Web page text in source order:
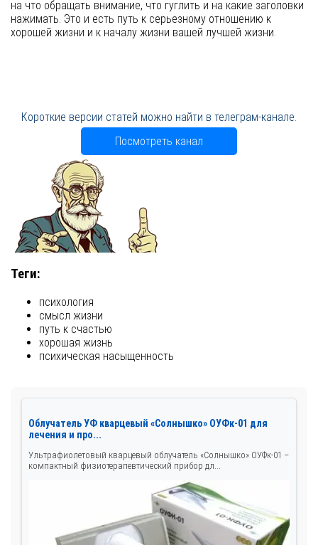
на что обращать внимание, что гуглить и на какие заголовки
нажимать. Это и есть путь к серьезному отношению к
хорошей жизни и к началу жизни вашей лучшей жизни.
Короткие версии статей можно найти в телеграм-канале.
Посмотреть канал
Теги:
психология
смысл жизни
путь к счастью
хорошая жизнь
психическая насыщенность
Облучатель УФ кварцевый «Солнышко» ОУФк-01 для
лечения и про...
Ультрафиолетовый кварцевый облучатель «Солнышко» ОУФк-01 –
компактный физиотерапевтический прибор дл...